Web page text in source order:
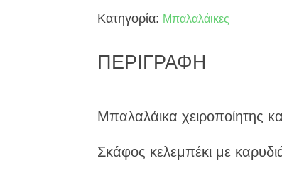
Κατηγορία: Μπαλαλάικες
ΠΕΡΙΓΡΑΦΗ
Μπαλαλάικα χειροποίητης
Σκάφος κελεμπέκι με